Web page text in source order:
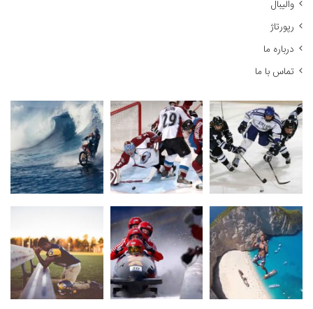
والیبال
رپورتاژ
درباره ما
تماس با ما